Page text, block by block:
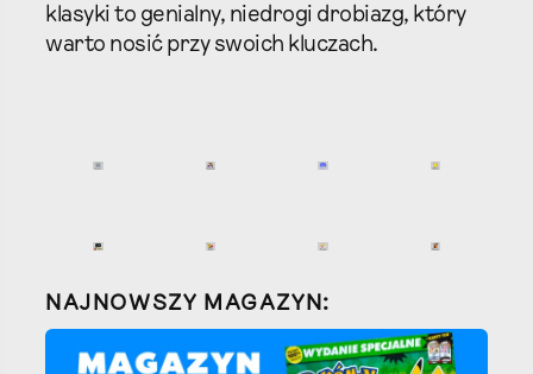
klasyki to genialny, niedrogi drobiazg, który
warto nosić przy swoich kluczach.
NAJNOWSZY MAGAZYN: